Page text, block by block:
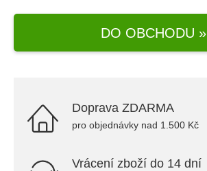
DO OBCHODU »
Doprava ZDARMA
pro objednávky nad 1.500 Kč
Vrácení zboží do 14 dní